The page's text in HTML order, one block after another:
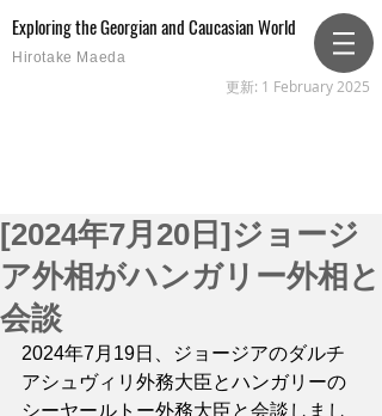
Exploring the Georgian and Caucasian World
Hirotake Maeda
更新: 1 February 2025
[2024年7月20日]ジョージ
ア外相がハンガリー外相と
会談
2024年7月19日、ジョージアのダルチ
アシュヴィリ外務大臣とハンガリーの
シーヤールトー外務大臣と会談しまし